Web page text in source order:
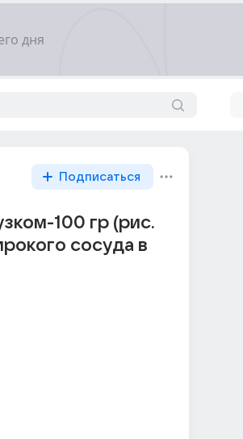
Подписаться
100 гр (рис.
сосуда в